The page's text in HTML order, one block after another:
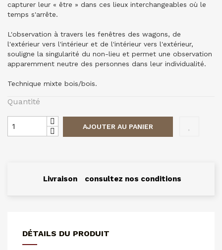
capturer leur « être » dans ces lieux interchangeables où le
temps s'arrête.
L'observation à travers les fenêtres des wagons, de
l'extérieur vers l'intérieur et de l'intérieur vers l'extérieur,
souligne la singularité du non-lieu et permet une observation
apparemment neutre des personnes dans leur individualité.
Technique mixte bois/bois.
Quantité
AJOUTER AU PANIER
Livraison consultez nos conditions
DÉTAILS DU PRODUIT